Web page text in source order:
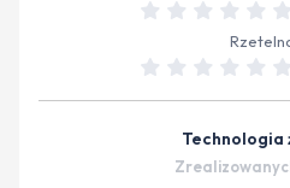
Technologia